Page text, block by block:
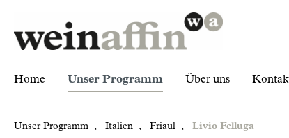
Home Unser Programm Über uns
Zur Kategorie Unser Programm
Unser Programm , Italien , Friaul , Livio Felluga